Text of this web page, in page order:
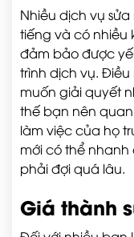
Nhiều dịch vụ
tiếng và có nhiều
đảm bảo được
trình dịch vụ.
muốn giải quyết
thế bạn nên
làm việc của họ
mới có thể
phải đợi quá lâu.
Giá thành